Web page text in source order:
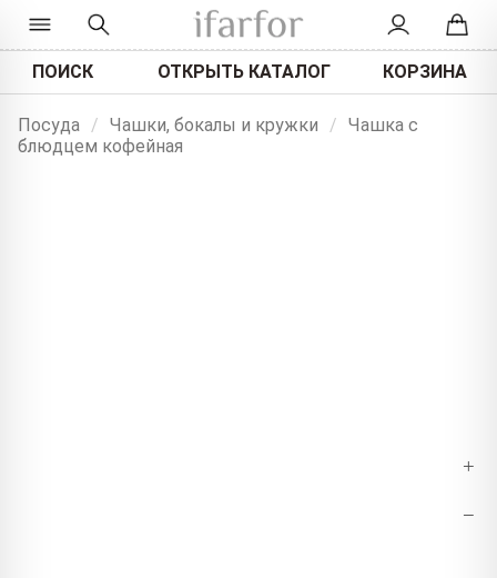
ПОИСК ОТКРЫТЬ КАТАЛОГ КОРЗИНА
Посуда / Чашки, бокалы и кружки / Чашка с
блюдцем кофейная
+
−